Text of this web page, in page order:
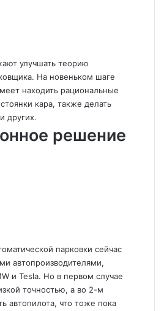
улучшать теорию
На новеньком шаге
находить рациональные
кара, также делать
других.
решение
парковки сейчас
автопроизводителями,
и Tesla. Но в первом случае
точностью, а во 2-м
автопилота, что тоже пока